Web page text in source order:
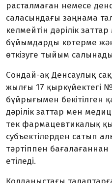
расталмаған немесе
саласындағы заңнама
келмейтін дәрілік
бұйымдарды көтерме
өткізуге тыйым
Сондай-ақ Денсаулық
жылғы 17 қыркүйектегі
бұйрығымен бекітілген
дәрілік заттар мен
тек фармацевтикалық
субъектілерден сатып
тәртіппен бағалағаннан
етіледі.